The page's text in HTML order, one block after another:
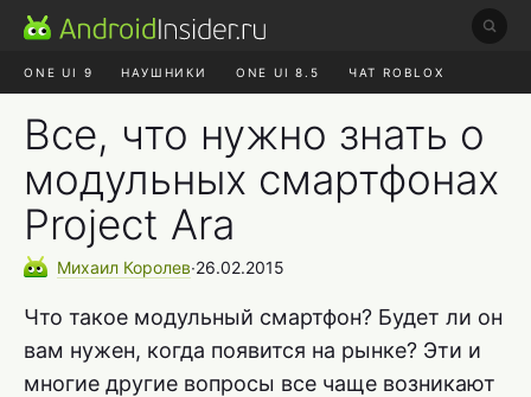
ONE UI 9 НАУШНИКИ ONE UI 8.5 ЧАТ ROBLOX
Все, что нужно знать о
модульных смартфонах
Project Ara
Михаил Королев∙26.02.2015
Что такое модульный смартфон? Будет ли он
вам нужен, когда появится на рынке? Эти и
многие другие вопросы все чаще возникают